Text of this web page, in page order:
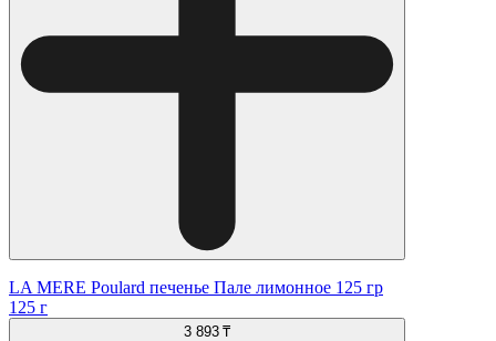
LA MERE Poulard печенье Пале лимонное 125 гр
125 г
3 893 ₸